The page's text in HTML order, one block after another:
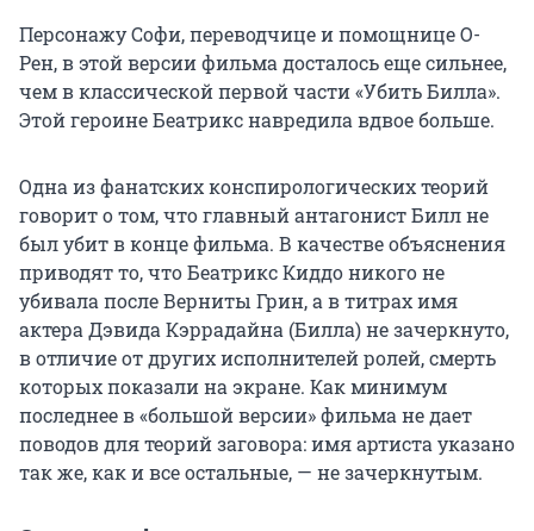
Персонажу Софи, переводчице и помощнице О-
Рен, в этой версии фильма досталось еще сильнее,
чем в классической первой части «Убить Билла».
Этой героине Беатрикс навредила вдвое больше.
Одна из фанатских конспирологических теорий
говорит о том, что главный антагонист Билл не
был убит в конце фильма. В качестве объяснения
приводят то, что Беатрикс Киддо никого не
убивала после Верниты Грин, а в титрах имя
актера Дэвида Кэррадайна (Билла) не зачеркнуто,
в отличие от других исполнителей ролей, смерть
которых показали на экране. Как минимум
последнее в «большой версии» фильма не дает
поводов для теорий заговора: имя артиста указано
так же, как и все остальные, — не зачеркнутым.